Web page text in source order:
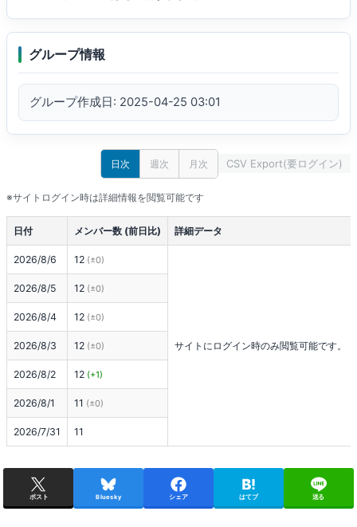
グループ情報
グループ作成日: 2025-04-25 03:01
日次 週次 月次 CSV Export(要ログイン)
※サイトログイン時は詳細情報を閲覧可能です
日付 メンバー数 (前日比) 詳細データ
2026/8/6 12 (±0)
サイトにログイン時のみ閲覧可能です。
2026/8/5 12 (±0)
2026/8/4 12 (±0)
2026/8/3 12 (±0)
2026/8/2 12 (+1)
2026/8/1 11 (±0)
2026/7/31 11
ポスト Bluesky シェア はてブ 送る